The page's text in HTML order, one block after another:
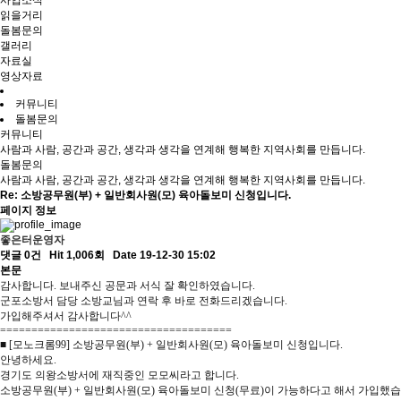
읽을거리
돌봄문의
갤러리
자료실
영상자료
커뮤니티
돌봄문의
커뮤니티
사람과 사람, 공간과 공간, 생각과 생각을 연계해 행복한 지역사회를 만듭니다.
돌봄문의
사람과 사람, 공간과 공간, 생각과 생각을 연계해 행복한 지역사회를 만듭니다.
Re: 소방공무원(부) + 일반회사원(모) 육아돌보미 신청입니다.
페이지 정보
좋은터운영자
댓글 0건
Hit 1,006회
Date 19-12-30 15:02
본문
감사합니다. 보내주신 공문과 서식 잘 확인하였습니다.
군포소방서 담당 소방교님과 연락 후 바로 전화드리겠습니다.
가입해주셔서 감사합니다^^
=====================================
■ [모노크롬99] 소방공무원(부) + 일반회사원(모) 육아돌보미 신청입니다.
안녕하세요.
경기도 의왕소방서에 재직중인 모모씨라고 합니다.
소방공무원(부) + 일반회사원(모) 육아돌보미 신청(무료)이 가능하다고 해서 가입했